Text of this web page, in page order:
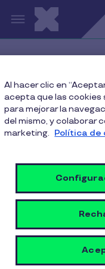
Pasar al contenido
Primeros Pasos
¿Dónde ingreso
Buscar
¿Dónde
adquirir
1 min de
Al hacer clic en
acepta que las cookies
para mejorar la
del mismo, y colaborar
marketing. Política de